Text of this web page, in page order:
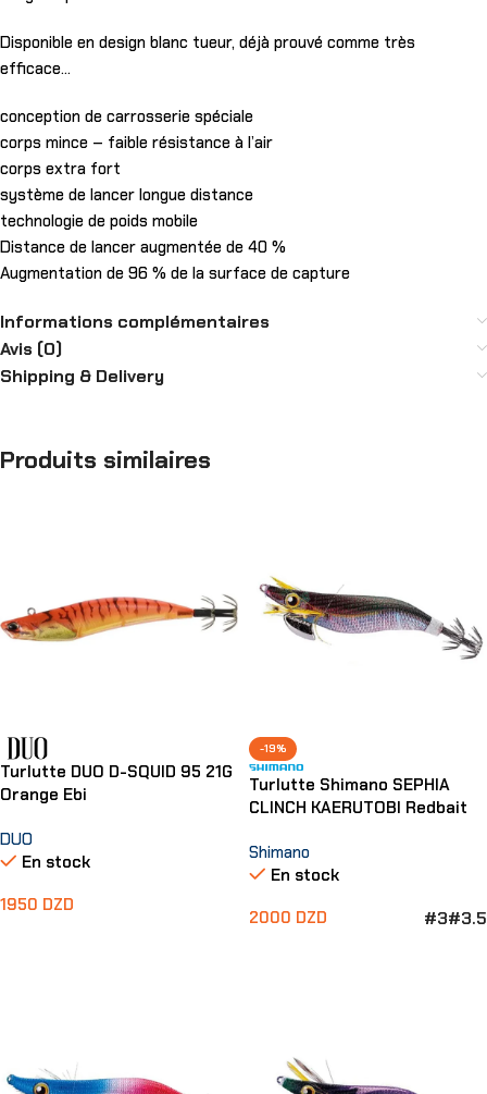
Disponible en design blanc tueur, déjà prouvé comme très
efficace…
conception de carrosserie spéciale
corps mince – faible résistance à l’air
corps extra fort
système de lancer longue distance
technologie de poids mobile
Distance de lancer augmentée de 40 %
Augmentation de 96 % de la surface de capture
Informations complémentaires
Avis (0)
Shipping & Delivery
Produits similaires
Turlutte DUO D-SQUID 95 21G
Orange Ebi
DUO
En stock
1950 DZD
-19%
Turlutte Shimano SEPHIA
CLINCH KAERUTOBI Redbait
Shimano
En stock
2000 DZD #3#3.5